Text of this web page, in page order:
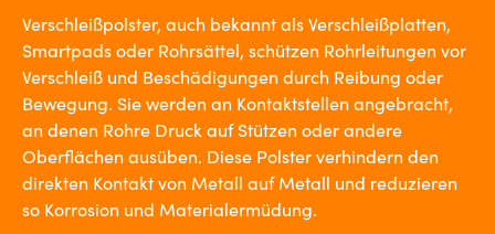
Verschleißpolster, auch bekannt als Verschleißplatten,
Smartpads oder Rohrsättel, schützen Rohrleitungen vor
Verschleiß und Beschädigungen durch Reibung oder
Bewegung. Sie werden an Kontaktstellen angebracht,
an denen Rohre Druck auf Stützen oder andere
Oberflächen ausüben. Diese Polster verhindern den
direkten Kontakt von Metall auf Metall und reduzieren
so Korrosion und Materialermüdung.